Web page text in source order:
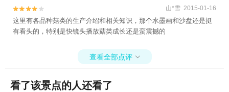

 山*雪 2015-01-16
这里有各品种菇类的生产介绍和相关知识，那个水墨画和沙盘还是挺
有看头的，特别是快镜头播放菇类成长还是蛮震撼的
查看全部点评 
看了该景点的人还看了